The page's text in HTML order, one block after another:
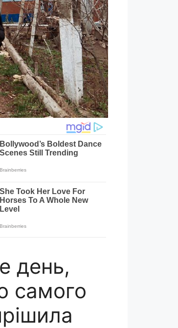
день,
самого